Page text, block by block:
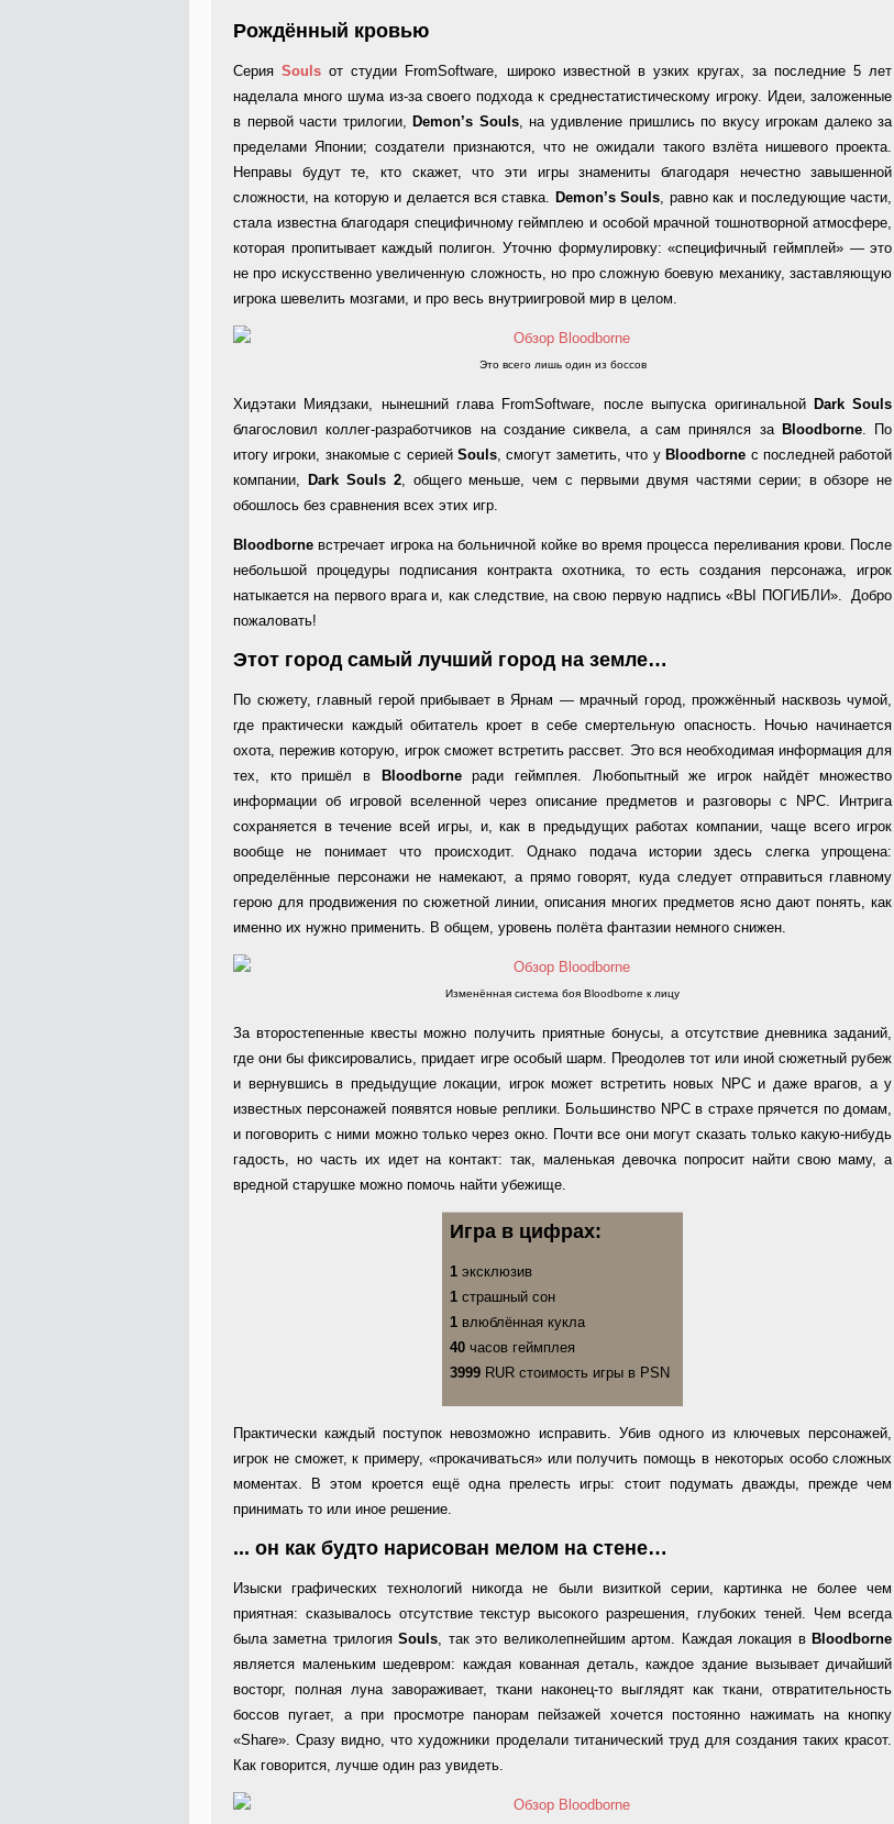
Рождённый кровью
СерияSoulsот студии FromSoftware, широко известной в узких кругах, за последние 5 лет
наделала много шума из-за своего подхода к среднестатистическому игроку. Идеи, заложенные
в первой части трилогии, Demon’s Souls, на удивление пришлись по вкусу игрокам далеко за
пределами Японии; создатели признаются, что не ожидали такого взлёта нишевого проекта.
Неправы будут те, кто скажет, что эти игры знамениты благодаря нечестно завышенной
сложности, на которую и делается вся ставка. Demon’s Souls, равно как и последующие части,
стала известна благодаря специфичному геймплею и особой мрачной тошнотворной атмосфере,
которая пропитывает каждый полигон. Уточню формулировку: «специфичный геймплей» — это
не про искусственно увеличенную сложность, но про сложную боевую механику, заставляющую
игрока шевелить мозгами, и про весь внутриигровой мир в целом.
Это всего лишь один из боссов
Хидэтаки Миядзаки, нынешний глава FromSoftware, после выпуска оригинальной Dark Souls
благословил коллег-разработчиков на создание сиквела, а сам принялся за Bloodborne. По
итогу игроки, знакомые с сериейSouls, смогут заметить, что у Bloodborne с последней работой
компании,
Dark Souls 2, общего меньше, чем с первыми двумя частями серии; в обзоре не
обошлось без сравнения всех этих игр.
Bloodborne встречает игрока на больничной койке во время процесса переливания крови. После
небольшой процедуры подписания контракта охотника, то есть создания персонажа, игрок
натыкается на первого врага и, как следствие, на свою первую надпись «ВЫ ПОГИБЛИ». Добро
пожаловать!
Этот город самый лучший город на земле…
По сюжету, главный герой прибывает в Ярнам — мрачный город, прожжённый насквозь чумой,
где практически каждый обитатель кроет в себе смертельную опасность. Ночью начинается
охота, пережив которую, игрок сможет встретить рассвет. Это вся необходимая информация для
тех, кто пришёл в
Bloodborneради геймплея. Любопытный же игрок найдёт множество
информации об игровой вселенной через описание предметов и разговоры с NPC. Интрига
сохраняется в течение всей игры, и, как в предыдущих работах компании, чаще всего игрок
вообще не понимает что происходит. Однако подача истории здесь слегка упрощена:
определённые персонажи не намекают, а прямо говорят, куда следует отправиться главному
герою для продвижения по сюжетной линии, описания многих предметов ясно дают понять, как
именно их нужно применить. В общем, уровень полёта фантазии немного снижен.
Изменённая система боя Bloodborne к лицу
За второстепенные квесты можно получить приятные бонусы, а отсутствие дневника заданий,
где они бы фиксировались, придает игре особый шарм. Преодолев тот или иной сюжетный рубеж
и вернувшись в предыдущие локации, игрок может встретить новых NPC и даже врагов, а у
известных персонажей появятся новые реплики. Большинство NPC в страхе прячется по домам,
и поговорить с ними можно только через окно. Почти все они могут сказать только какую-нибудь
гадость, но часть их идет на контакт: так, маленькая девочка попросит найти свою маму, а
вредной старушке можно помочь найти убежище.
Игра в цифрах:
1эксклюзив
1страшный сон
1влюблённая кукла
40 часов геймплея
3999 RUR стоимость игры в PSN
Практически каждый поступок невозможно исправить. Убив одного из ключевых персонажей,
игрок не сможет, к примеру, «прокачиваться» или получить помощь в некоторых особо сложных
моментах. В этом кроется ещё одна прелесть игры: стоит подумать дважды, прежде чем
принимать то или иное решение.
... он как будто нарисован мелом на стене…
Изыски графических технологий никогда не были визиткой серии, картинка не более чем
приятная: сказывалось отсутствие текстур высокого разрешения, глубоких теней. Чем всегда
была заметна трилогияSouls, так это великолепнейшим артом. Каждая локация в Bloodborne
является маленьким шедевром: каждая кованная деталь, каждое здание вызывает дичайший
восторг, полная луна завораживает, ткани наконец-то выглядят как ткани, отвратительность
боссов пугает, а при просмотре панорам пейзажей хочется постоянно нажимать на кнопку
«Share». Сразу видно, что художники проделали титанический труд для создания таких красот.
Как говорится, лучше один раз увидеть.